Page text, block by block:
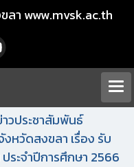
ลา www.mvsk.ac.th
าวประชาสัมพันธ์
งหวัดสงขลา เรื่อง รับ
ระจำปีการศึกษา 2566